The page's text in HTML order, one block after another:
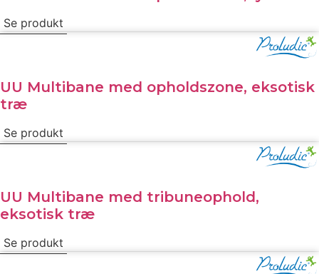
Se produkt
UU Multibane med opholdszone, eksotisk
træ
Se produkt
UU Multibane med tribuneophold,
eksotisk træ
Se produkt